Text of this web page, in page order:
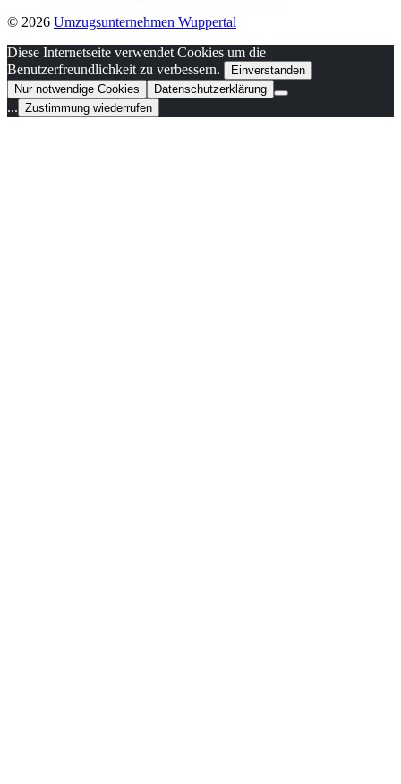
© 2026 Umzugsunternehmen Wuppertal
Diese Internetseite verwendet Cookies um die
Benutzerfreundlichkeit zu verbessern.
Einverstanden
Nur notwendige Cookies
Datenschutzerklärung
... Zustimmung wiederrufen